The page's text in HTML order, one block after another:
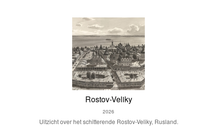
Rostov-Veliky
2026
Uitzicht over het schitterende Rostov-Veliky, Rusland.